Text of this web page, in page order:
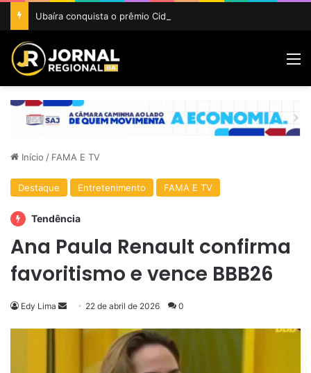
Início / FAMA E TV
Destaque Entretenimento FAMA E TV
Tendência
Ana Paula Renault confirma
favoritismo e vence BBB26
Edy Lima
Mande22 de abril de 2026 0